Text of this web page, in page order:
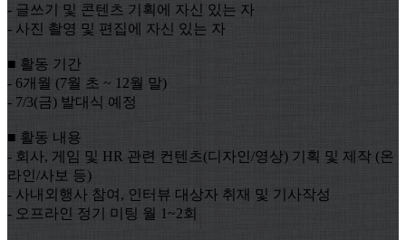
- 글쓰기 및 콘텐츠 기획에 자신 있는 자
- 사진 촬영 및 편집에 자신 있는 자
■ 활동 기간
- 6개월 (7월 초 ~ 12월 말)
- 7/3(금) 발대식 예정
■ 활동 내용
- 회사, 게임 및 HR 관련 컨텐츠(디자인/영상) 기획 및 제작 (온
라인/사보 등)
- 사내외행사 참여, 인터뷰 대상자 취재 및 기사작성
- 오프라인 정기 미팅 월 1~2회